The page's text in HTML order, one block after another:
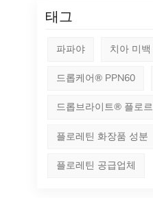
태그
파파야 치아 미백
드롭케어® PPN60
드롭브라이트® 플로르
플로레틴 화장품 성분
플로레틴 공급업체